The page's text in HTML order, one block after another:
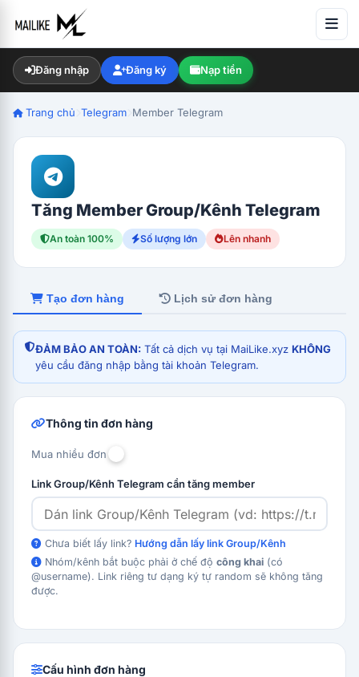
Đăng nhập Đăng ký Nạp tiền
Trang chủ Telegram Member Telegram
Tăng Member Group/Kênh Telegram
An toàn 100% Số lượng lớn Lên nhanh
Tạo đơn hàng Lịch sử đơn hàng
ĐẢM BẢO AN TOÀN: Tất cả dịch vụ tại MaiLike.xyz KHÔNG
yêu cầu đăng nhập bằng tài khoản Telegram.
Thông tin đơn hàng
Mua nhiều đơn
Link Group/Kênh Telegram cần tăng member
Chưa biết lấy link? Hướng dẫn lấy link Group/Kênh
Nhóm/kênh bắt buộc phải ở chế độ công khai (có
@username). Link riêng tư dạng ký tự random sẽ không tăng
được.
Cấu hình đơn hàng